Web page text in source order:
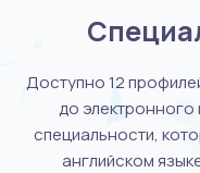
Доступно 12
до электронного
специальности,
английском